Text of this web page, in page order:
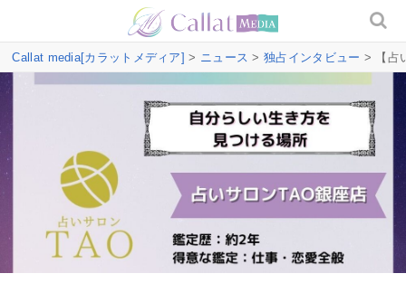
Callat media[カラットメディア] > ニュース >独占インタビュー > 【占